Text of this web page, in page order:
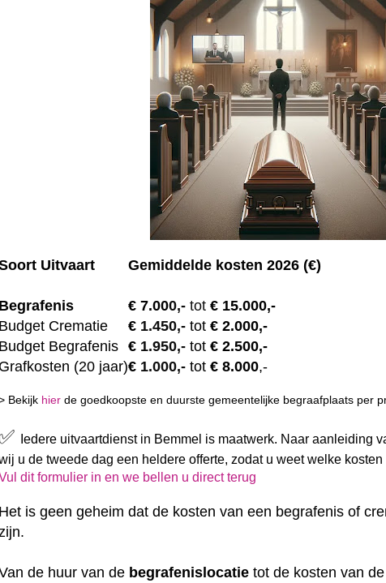
Uitvaart Gemiddelde kosten 2026 (€)
Begrafenis € 7.000,- tot € 15.000,-
Budget Crematie
€ 1.450,- tot€ 2.000,-
Budget Begrafenis € 1.950,- tot€ 2.500,-
Grafkosten (20 jaar)€ 1.000,- tot€ 8.000,-
Bekijk hier de goedkoopste en duurste gemeentelijke begraafplaats per
Iedere uitvaartdienst in Bemmel is maatwerk. Naar aanleiding
u de tweede dag een heldere offerte, zodat u weet welke
dit formulier in en we bellen u direct terug
Het is geen geheim dat de kosten van een begrafenis of
de huur van de begrafenislocatie tot de kosten van